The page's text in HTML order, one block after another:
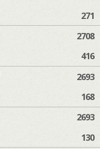
271
2708
416
2693
168
2693
130